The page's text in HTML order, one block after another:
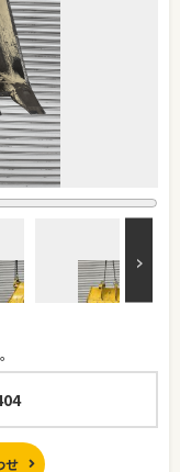
せ